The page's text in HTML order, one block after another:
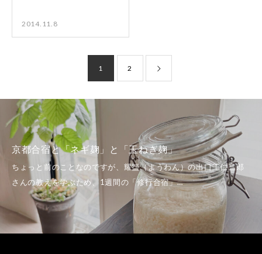
2014.11.8
1 2
と「玉ねぎ麹」
夏至のカノン瞑想
い」という感覚